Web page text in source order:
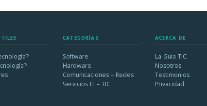
CATEGORÍAS
Software
Hardware
Comunicaciones – Redes
Servicios IT – TIC
ACERCA DE
La Guía TIC
Nosotros
Testimonios
Privacidad